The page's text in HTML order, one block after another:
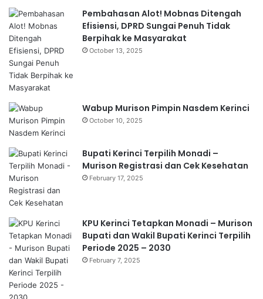
Pembahasan Alot! Mobnas Ditengah
Efisiensi, DPRD Sungai Penuh Tidak
Berpihak ke Masyarakat
October 13, 2025
Wabup Murison Pimpin Nasdem Kerinci
October 10, 2025
Bupati Kerinci Terpilih Monadi –
Murison Registrasi dan Cek Kesehatan
February 17, 2025
KPU Kerinci Tetapkan Monadi – Murison
Bupati dan Wakil Bupati Kerinci Terpilih
Periode 2025 – 2030
February 7, 2025